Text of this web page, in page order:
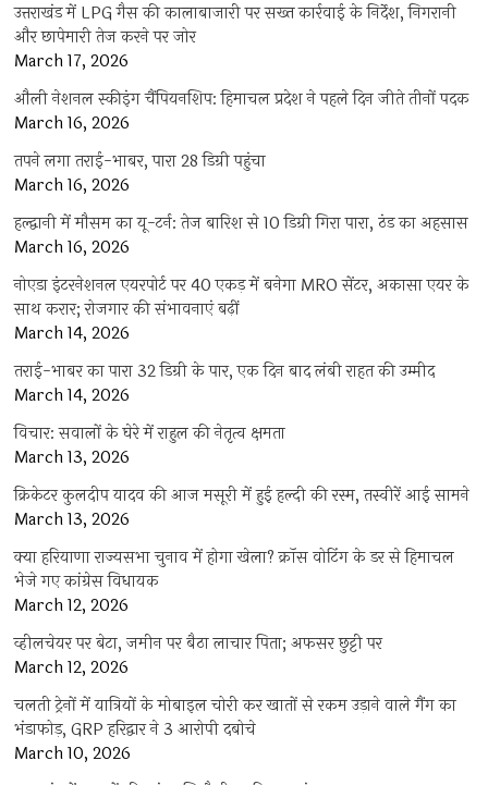
उत्तराखंड में LPG गैस की कालाबाजारी पर सख्त कार्रवाई के निर्देश, निगरानी
और छापेमारी तेज करने पर जोर
March 17, 2026
औली नेशनल स्कीइंग चैंपियनशिप: हिमाचल प्रदेश ने पहले दिन जीते तीनों पदक
March 16, 2026
तपने लगा तराई-भाबर, पारा 28 डिग्री पहुंचा
March 16, 2026
हल्द्वानी में मौसम का यू-टर्न: तेज बारिश से 10 डिग्री गिरा पारा, ठंड का अहसास
March 16, 2026
नोएडा इंटरनेशनल एयरपोर्ट पर 40 एकड़ में बनेगा MRO सेंटर, अकासा एयर के
साथ करार; रोजगार की संभावनाएं बढ़ीं
March 14, 2026
तराई-भाबर का पारा 32 डिग्री के पार, एक दिन बाद लंबी राहत की उम्मीद
March 14, 2026
विचार: सवालों के घेरे में राहुल की नेतृत्व क्षमता
March 13, 2026
क्रिकेटर कुलदीप यादव की आज मसूरी में हुई हल्दी की रस्म, तस्वीरें आई सामने
March 13, 2026
क्या हरियाणा राज्यसभा चुनाव में होगा खेला? क्रॉस वोटिंग के डर से हिमाचल
भेजे गए कांग्रेस विधायक
March 12, 2026
व्हीलचेयर पर बेटा, जमीन पर बैठा लाचार पिता; अफसर छुट्टी पर
March 12, 2026
चलती ट्रेनों में यात्रियों के मोबाइल चोरी कर खातों से रकम उड़ाने वाले गैंग का
भंडाफोड़, GRP हरिद्वार ने 3 आरोपी दबोचे
March 10, 2026